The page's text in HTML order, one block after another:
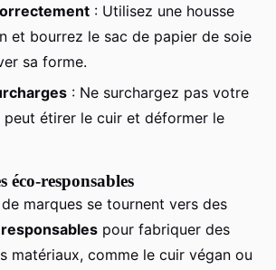
: Utilisez une housse
et bourrez le sac de papier de soie
sa forme.
: Ne surchargez pas votre
peut étirer le cuir et déformer le
éco-responsables
marques se tournent vers des
pour fabriquer des
matériaux, comme le cuir végan ou